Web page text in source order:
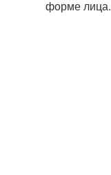
форме лица.